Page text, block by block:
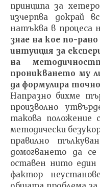
принципа за
изчерпва докрай
натъква в процеса
знае на кое по-
интуиция за
на
проникването му
да формулира
Напразно бихме
произволно
такова положение
методически
правилно
домогването да
оставен нито един
фактор